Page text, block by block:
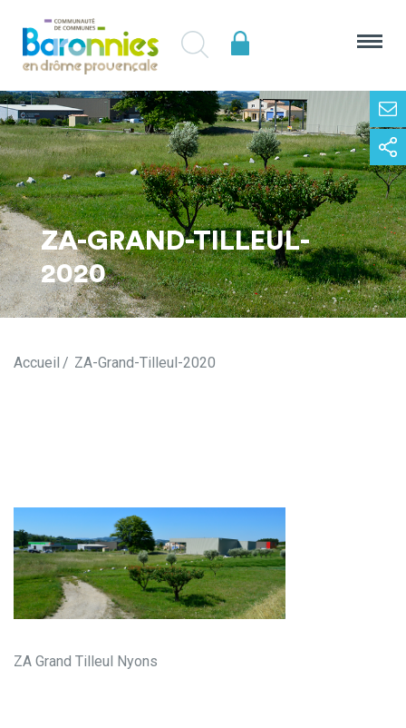
ZA-GRAND-TILLEUL-
2020
Accueil ZA-Grand-Tilleul-2020
ZA Grand Tilleul Nyons